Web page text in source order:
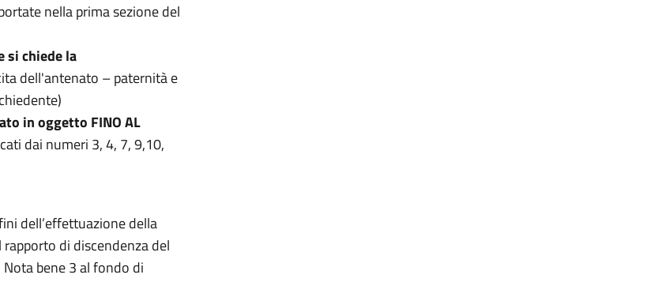
nella prima sezione del
si chiede la
dell'antenato – paternità e
in oggetto FINO AL
dai numeri 3, 4, 7, 9,10,
dell’effettuazione della
di discendenza del
bene 3 al fondo di